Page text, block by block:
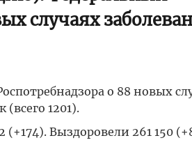
случаях
о 88 новых
1201).
Выздоровели 261 150